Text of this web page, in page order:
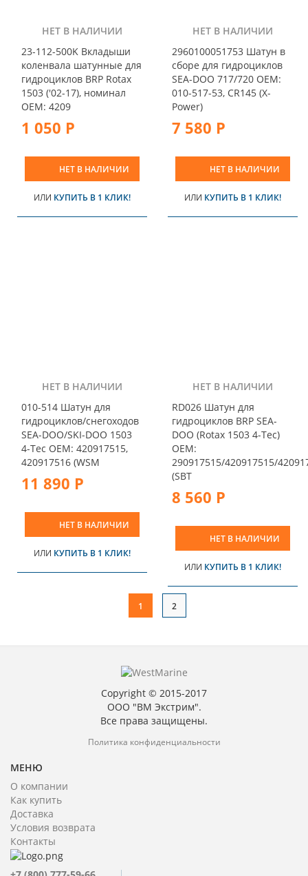
НЕТ В НАЛИЧИИ
23-112-500K Вкладыши
коленвала шатунные для
гидроциклов BRP Rotax
1503 ('02-17), номинал
OEM: 4209
1 050 Р
НЕТ В НАЛИЧИИ
ИЛИ КУПИТЬ В 1 КЛИК!
НЕТ В НАЛИЧИИ
2960100051753 Шатун в
сборе для гидроциклов
SEA-DOO 717/720 OEM:
010-517-53, CR145 (X-
Power)
7 580 Р
НЕТ В НАЛИЧИИ
ИЛИ КУПИТЬ В 1 КЛИК!
НЕТ В НАЛИЧИИ
010-514 Шатун для
гидроциклов/снегоходов
SEA-DOO/SKI-DOO 1503
4-Tec OEM: 420917515,
420917516 (WSM
11 890 Р
НЕТ В НАЛИЧИИ
ИЛИ КУПИТЬ В 1 КЛИК!
НЕТ В НАЛИЧИИ
RD026 Шатун для
гидроциклов BRP SEA-
DOO (Rotax 1503 4-Tec)
OEM:
290917515/420917515/
(SBT
8 560 Р
НЕТ В НАЛИЧИИ
ИЛИ КУПИТЬ В 1 КЛИК!
1 2
Copyright © 2015-2017
ООО "ВМ Экстрим".
Все права защищены.
Политика конфиденциальности
МЕНЮ
О компании
Как купить
Доставка
Условия возврата
Контакты